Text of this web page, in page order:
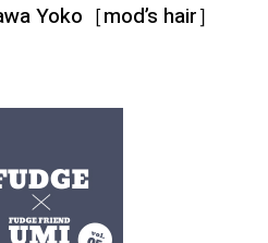
Yoko［mod’s hair］